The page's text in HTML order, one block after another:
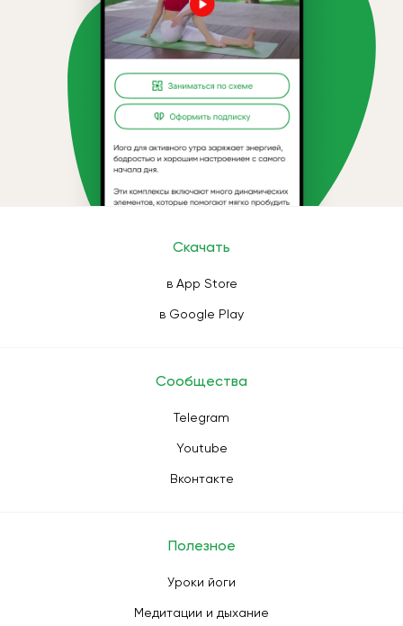
Скачать
в App Store
в Google Play
Сообщества
Telegram
Youtube
Вконтакте
Полезное
Уроки йоги
Медитации и дыхание